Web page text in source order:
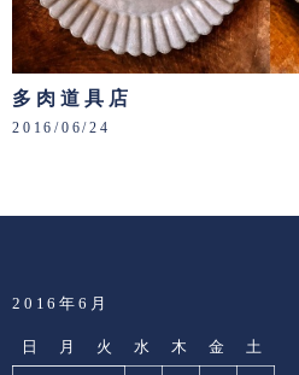
多肉道具店
2016/06/24
2016年6月
日 月 火 水 木 金 土